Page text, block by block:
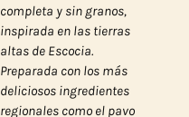
completa y sin granos,
inspirada en las tierras
altas de Escocia.
Preparada con los más
deliciosos ingredientes
regionales como el pavo